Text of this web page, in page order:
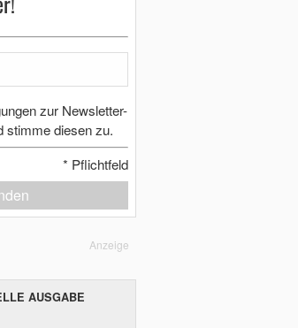
zur Newsletter-
stimme diesen zu.
* Pflichtfeld
Anzeige
AUSGABE